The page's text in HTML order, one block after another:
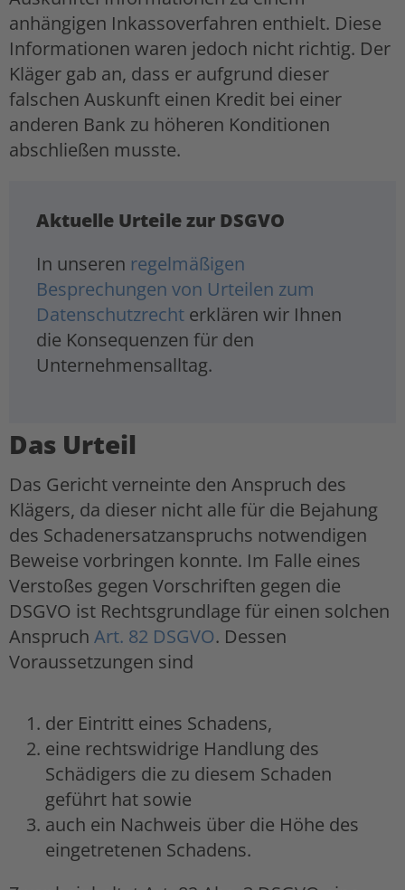
anhängigen Inkassoverfahren enthielt. Diese
Informationen waren jedoch nicht richtig. Der
Kläger gab an, dass er aufgrund dieser
falschen Auskunft einen Kredit bei einer
anderen Bank zu höheren Konditionen
abschließen musste.
Aktuelle Urteile zur DSGVO
In unseren regelmäßigen
Besprechungen von Urteilen zum
Datenschutzrecht erklären wir Ihnen
die Konsequenzen für den
Unternehmensalltag.
Das Urteil
Das Gericht verneinte den Anspruch des
Klägers, da dieser nicht alle für die Bejahung
des Schadenersatzanspruchs notwendigen
Beweise vorbringen konnte. Im Falle eines
Verstoßes gegen Vorschriften gegen die
DSGVO ist Rechtsgrundlage für einen solchen
Anspruch Art. 82 DSGVO. Dessen
Voraussetzungen sind
der Eintritt eines Schadens,
eine rechtswidrige Handlung des
Schädigers die zu diesem Schaden
geführt hat sowie
auch ein Nachweis über die Höhe des
eingetretenen Schadens.